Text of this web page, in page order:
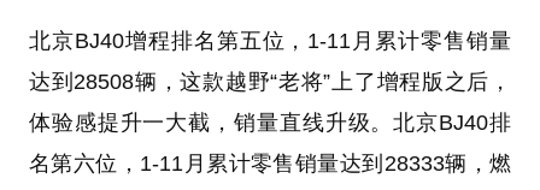
北京BJ40增程排名第五位，1-11月累计零售销量
达到28508辆，这款越野“老将”上了增程版之后，
体验感提升一大截，销量直线升级。北京BJ40排
名第六位，1-11月累计零售销量达到28333辆，燃